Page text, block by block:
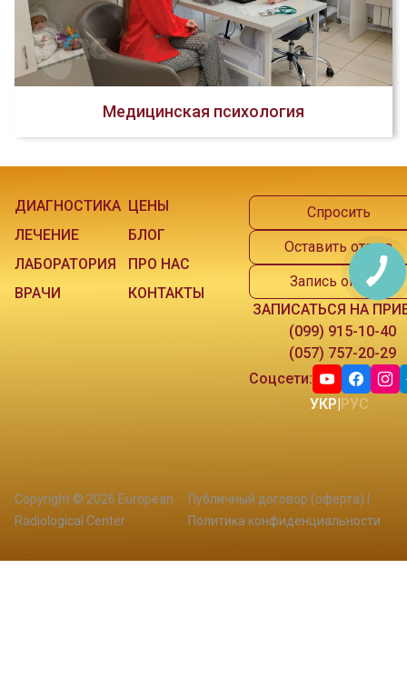
Медицинская психология
ДИАГНОСТИКА
ЛЕЧЕНИЕ
ЛАБОРАТОРИЯ
ВРАЧИ
ЦЕНЫ
БЛОГ
ПРО НАС
КОНТАКТЫ
Спросить
Оставить отзыв
Запись онлайн
ЗАПИСАТЬСЯ НА
(099) 915-10-40
(057) 757-20-29
Соцсети:
УКР|РУС
Copyright © 2026 European
Radiological Center
Публичный договор (оферта)
Политика конфиденциальности